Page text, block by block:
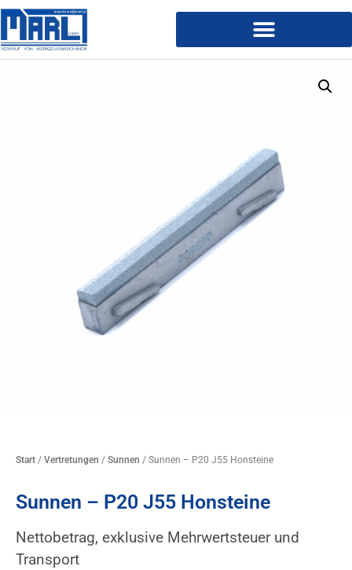
Start / Vertretungen / Sunnen / Sunnen – P20 J55 Honsteine
Sunnen – P20 J55 Honsteine
Nettobetrag, exklusive Mehrwertsteuer und
Transport